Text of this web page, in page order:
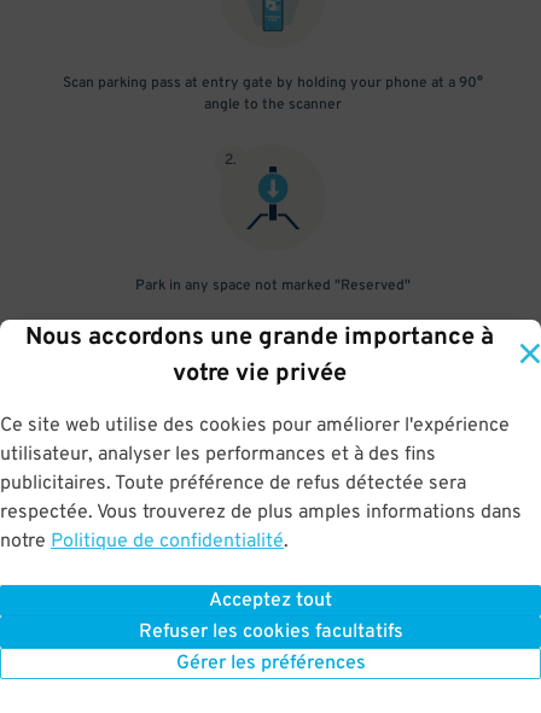
Nous accordons une grande importance à
votre vie privée
Ce site web utilise des cookies pour améliorer l'expérience
utilisateur, analyser les performances et à des fins
publicitaires. Toute préférence de refus détectée sera
respectée. Vous trouverez de plus amples informations dans
notre Politique de confidentialité.
Acceptez tout
Refuser les cookies facultatifs
Gérer les préférences
Scan parking pass at entry gate by holding your phone at a 90°
angle to the scanner
2.
Park in any space not marked "Reserved"
3.
Scan parking pass at exit gate by holding your phone at a 90°
angle to the scanner
BOOK NOW